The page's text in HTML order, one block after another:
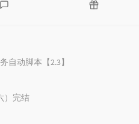
论自动脚本【2.3】
）完结